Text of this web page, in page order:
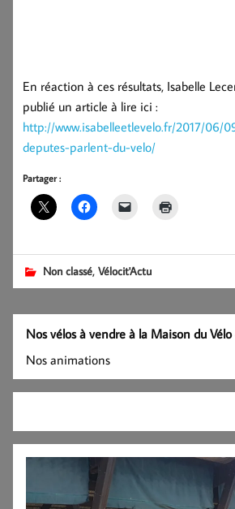
En réaction à ces résultats, Isabelle
publié un article à lire ici :
http://www.isabelleetlevelo.fr/2017/06/
deputes-parlent-du-velo/
Partager :
Non classé,Vélocit'Actu
Nos vélos à vendre à la Maison du Vélo
Nos animations